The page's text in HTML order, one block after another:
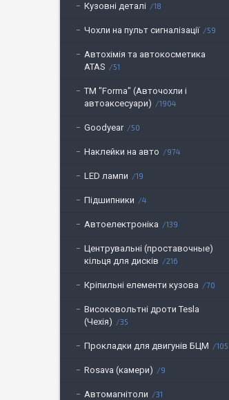
Кузовні деталі 18
Чохли на пульт сигналізації 59
Автохімія та автокосметика
ATAS
51
ТМ "Forma" (Авточохли і
автоаксесуари)
1904
Goodyear 50
Наклейки на авто 974
LED лампи 19
Підшипники 4
Автоелектроніка 139
Центрувальні (проставочные)
кільця для дисків
216
Кріпильні елементи кузова 70
Високовольтні дроти Tesla
(Чехія)
35
Прокладки для двигунів БЦМ 105
Rosava (камери) 9
Автомагнітоли 31